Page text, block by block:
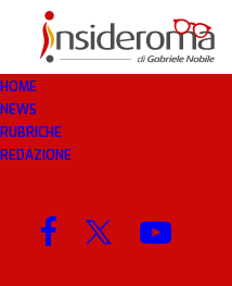
HOME
NEWS
RUBRICHE
REDAZIONE
4 GEN 2019
piace